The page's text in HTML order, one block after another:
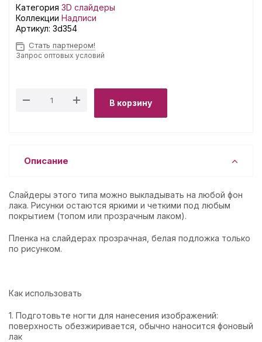
Категория 3D слайдеры
Коллекции Надписи
Артикул: 3d354
Стать партнером!
Запрос оптовых условий
В корзину
Описание
Слайдеры этого типа можно выкладывать на любой фон
лака. Рисунки остаются яркими и четкими под любым
покрытием (топом или прозрачным лаком).
Пленка на слайдерах прозрачная, белая подложка только
по рисунком.
Как использовать
1. Подготовьте ногти для нанесения изображений:
поверхность обезжиривается, обычно наносится фоновый
лак